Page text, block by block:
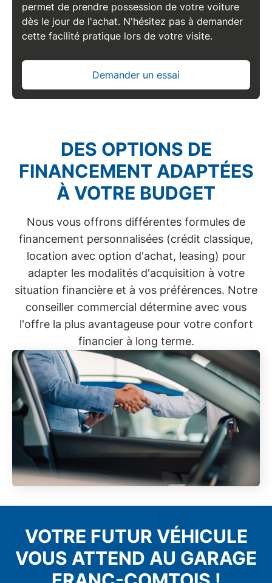
permet de prendre possession de votre voiture
dès le jour de l'achat. N'hésitez pas à demander
cette facilité pratique lors de votre visite.
Demander un essai
DES OPTIONS DE
FINANCEMENT ADAPTÉES
À VOTRE BUDGET
Nous vous offrons différentes formules de
financement personnalisées (crédit classique,
location avec option d'achat, leasing) pour
adapter les modalités d'acquisition à votre
situation financière et à vos préférences. Notre
conseiller commercial détermine avec vous
l'offre la plus avantageuse pour votre confort
financier à long terme.
VOTRE FUTUR VÉHICULE
VOUS ATTEND AU GARAGE